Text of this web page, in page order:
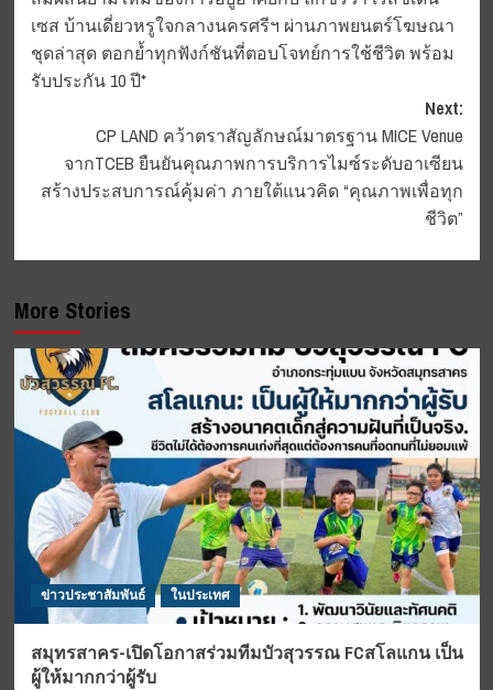
navigation
เซส บ้านเดี่ยวหรูใจกลางนครศรีฯ ผ่านภาพยนตร์โฆษณา
ชุดล่าสุด ตอกย้ำทุกฟังก์ชันที่ตอบโจทย์การใช้ชีวิต พร้อม
รับประกัน 10 ปี*
Next:
CP LAND คว้าตราสัญลักษณ์มาตรฐาน MICE Venue
จากTCEB ยืนยันคุณภาพการบริการไมซ์ระดับอาเซียน
สร้างประสบการณ์คุ้มค่า ภายใต้แนวคิด “คุณภาพเพื่อทุก
ชีวิต”
More Stories
ข่าวประชาสัมพันธ์ ในประเทศ
สมุทรสาคร-เปิดโอกาสร่วมทีมบัวสุวรรณ FCสโลแกน เป็น
ผู้ให้มากกว่าผู้รับ